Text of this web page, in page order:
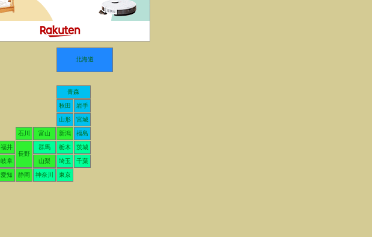
北海道
青森
秋田 岩手
山形 宮城
石川 富山 新潟 福島
福井
長野
群馬 栃木 茨城
岐阜 山梨 埼玉 千葉
愛知 静岡 神奈川 東京